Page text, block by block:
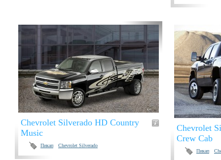
Chevrolet Silverado HD Country
Music
Пикап Chevrolet Silverado
Chevrolet
Crew Cab
Пикап